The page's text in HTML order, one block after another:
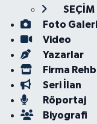
Foto Galeri
Video
Yazarlar
Firma
Seri İlan
Röportaj
Biyografi